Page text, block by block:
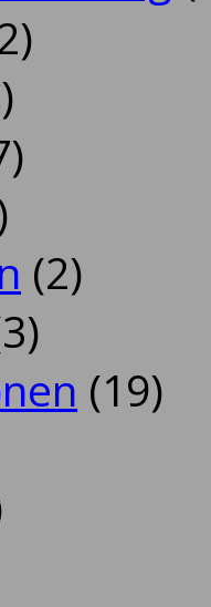
(2)
(19)